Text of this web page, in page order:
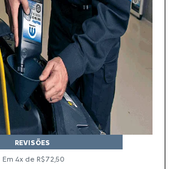
REVISÕES
Em 4x de R$72,50